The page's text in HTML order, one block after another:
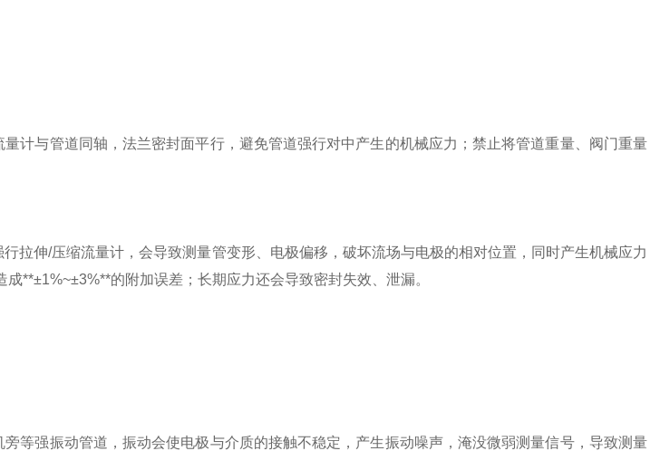
计与管道同轴，法兰密封面平行，避免管道强行对中产生的机械应力；禁止将管道重量、阀门重量
拉伸/压缩流量计，会导致测量管变形、电极偏移，破坏流场与电极的相对位置，同时产生机械应力
**±1%~±3%**的附加误差；长期应力还会导致密封失效、泄漏。
等强振动管道，振动会使电极与介质的接触不稳定，产生振动噪声，淹没微弱测量信号，导致测量